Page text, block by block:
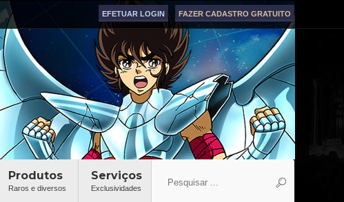
EFETUAR LOGIN FAZER CADASTRO GRATUITO
Produtos
Raros e diversos
Serviços
Exclusividades